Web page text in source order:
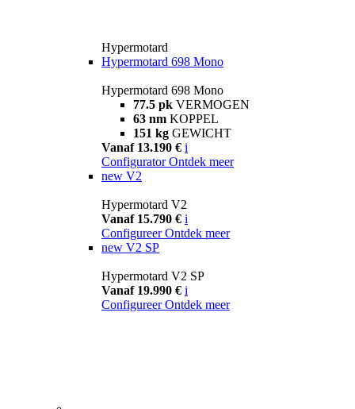
Hypermotard
Hypermotard 698 Mono
Hypermotard 698 Mono
77.5 pk VERMOGEN
63 nm KOPPEL
151 kg GEWICHT
Vanaf 13.190 € i
Configurator Ontdek meer
new V2
Hypermotard V2
Vanaf 15.790 € i
Configureer Ontdek meer
new V2 SP
Hypermotard V2 SP
Vanaf 19.990 € i
Configureer Ontdek meer